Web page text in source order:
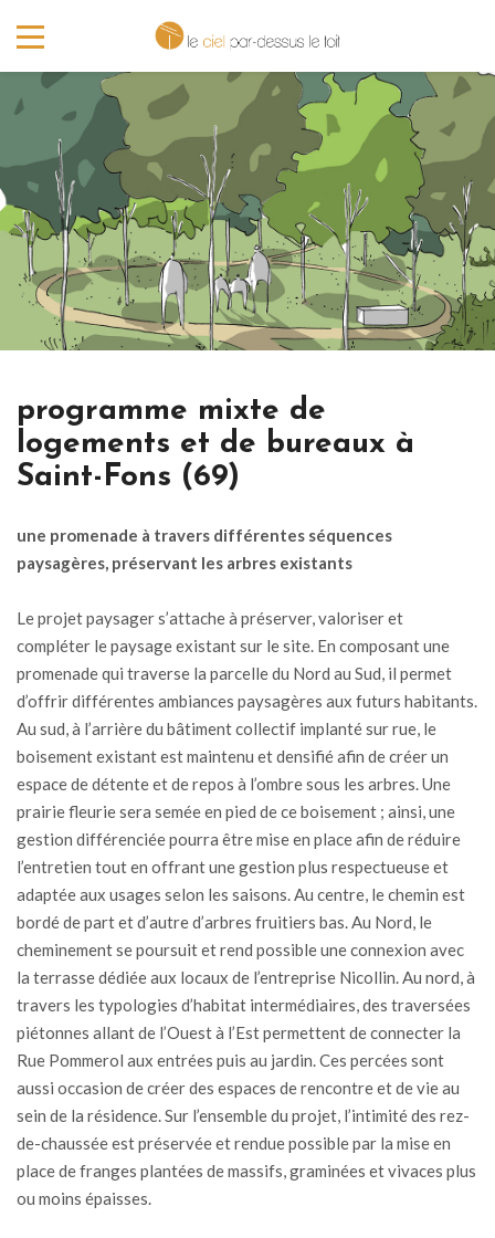
programme mixte de
logements et de bureaux à
Saint-Fons (69)
une promenade à travers différentes séquences
paysagères, préservant les arbres existants
Le projet paysager s’attache à préserver, valoriser et
compléter le paysage existant sur le site. En composant une
promenade qui traverse la parcelle du Nord au Sud, il permet
d’offrir différentes ambiances paysagères aux futurs habitants.
Au sud, à l’arrière du bâtiment collectif implanté sur rue, le
boisement existant est maintenu et densifié afin de créer un
espace de détente et de repos à l’ombre sous les arbres. Une
prairie fleurie sera semée en pied de ce boisement ; ainsi, une
gestion différenciée pourra être mise en place afin de réduire
l’entretien tout en offrant une gestion plus respectueuse et
adaptée aux usages selon les saisons. Au centre, le chemin est
bordé de part et d’autre d’arbres fruitiers bas. Au Nord, le
cheminement se poursuit et rend possible une connexion avec
la terrasse dédiée aux locaux de l’entreprise Nicollin. Au nord, à
travers les typologies d’habitat intermédiaires, des traversées
pié­tonnes allant de l’Ouest à l’Est permettent de connecter la
Rue Pommerol aux entrées puis au jardin. Ces percées sont
aussi occasion de créer des espaces de rencontre et de vie au
sein de la résidence. Sur l’ensemble du projet, l’intimité des rez-
de-chaussée est préservée et rendue possible par la mise en
place de franges plan­tées de massifs, graminées et vivaces plus
ou moins épaisses.